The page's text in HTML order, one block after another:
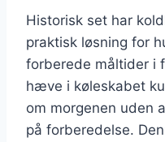
Historisk set har
praktisk løsning for
forberede måltider i
hæve i køleskabet
om morgenen uden
på forberedelse.